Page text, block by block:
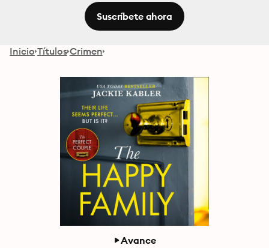
Suscríbete ahora
Inicio Títulos Crimen
Avance